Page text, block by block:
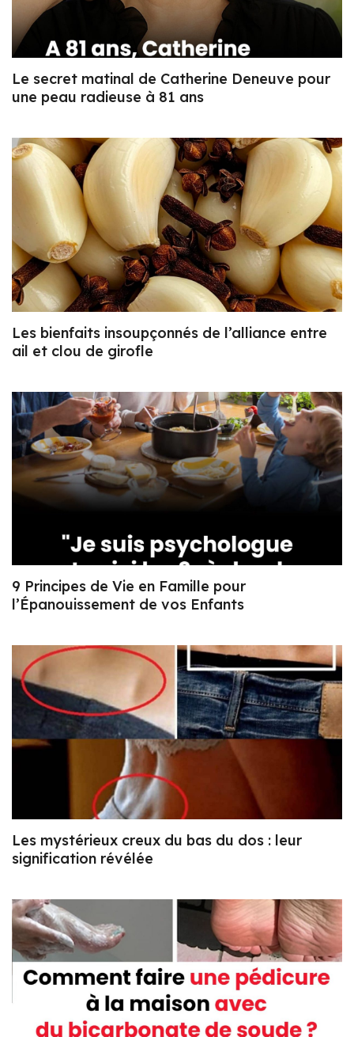
Le secret matinal de Catherine Deneuve pour
une peau radieuse à 81 ans
Les bienfaits insoupçonnés de l’alliance entre
ail et clou de girofle
9 Principes de Vie en Famille pour
l’Épanouissement de vos Enfants
Les mystérieux creux du bas du dos : leur
signification révélée